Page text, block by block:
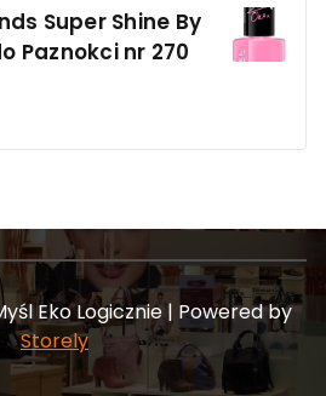
Super Shine By
Paznokci nr 270
Eko Logicznie | Powered by
Storely